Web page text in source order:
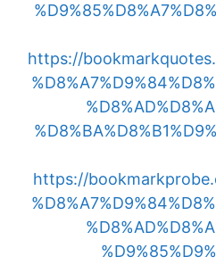
https://
https://